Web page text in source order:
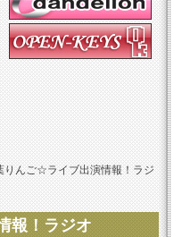
りんご☆ライブ出演情報！ラジ
報！ラジオ